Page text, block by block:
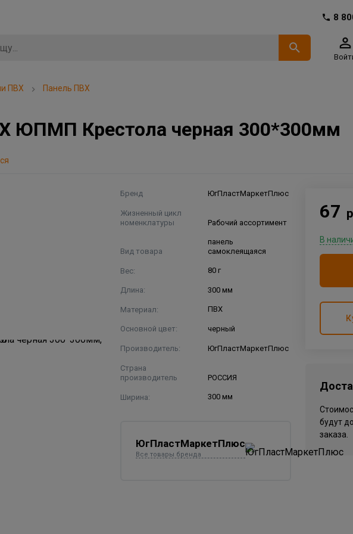
8
ПВХ Панель ПВХ
ЮПМП Крестола черная 300*300мм
Бренд ЮгПластМаркетПлюс
Жизненный цикл
номенклатуры
Рабочий ассортимент
Вид товара
панель
самоклеящаяся
Вес: 80 г
Длина: 300 мм
Материал: ПВХ
Основной цвет: черный
Производитель: ЮгПластМаркетПлюс
Страна
производитель
РОССИЯ
Ширина: 300 мм
ЮгПластМаркетПлюс
Все товары бренда
67
В
будут
заказа.